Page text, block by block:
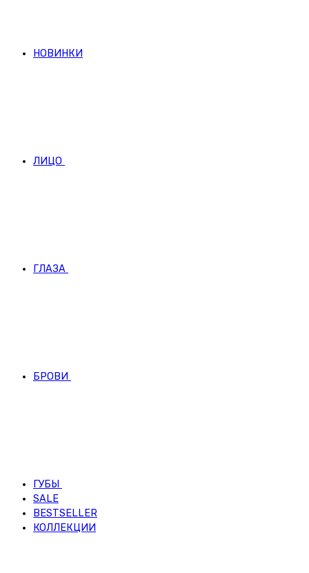
НОВИНКИ
ЛИЦО
ГЛАЗА
БРОВИ
ГУБЫ
SALE
BESTSELLER
КОЛЛЕКЦИИ